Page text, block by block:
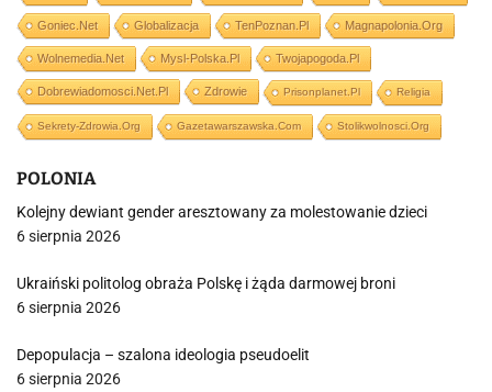
Goniec.net Globalizacja TenPoznan.pl Magnapolonia.org
Wolnemedia.net Mysl-Polska.pl Twojapogoda.pl
Dobrewiadomosci.net.pl Zdrowie Prisonplanet.pl Religia
Sekrety-Zdrowia.org Gazetawarszawska.com Stolikwolnosci.org
POLONIA
Kolejny dewiant gender aresztowany za molestowanie dzieci
6 sierpnia 2026
Ukraiński politolog obraża Polskę i żąda darmowej broni
6 sierpnia 2026
Depopulacja – szalona ideologia pseudoelit
6 sierpnia 2026